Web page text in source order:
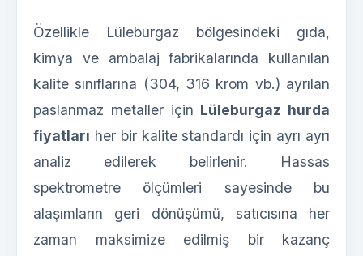
Özellikle Lüleburgaz bölgesindeki gıda,
kimya ve ambalaj fabrikalarında kullanılan
kalite sınıflarına (304, 316 krom vb.) ayrılan
paslanmaz metaller için Lüleburgaz hurda
fiyatları her bir kalite standardı için ayrı ayrı
analiz edilerek belirlenir. Hassas
spektrometre ölçümleri sayesinde bu
alaşımların geri dönüşümü, satıcısına her
zaman maksimize edilmiş bir kazanç